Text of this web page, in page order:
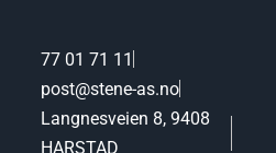
77 01 71 11
post@stene-as.no
Langnesveien 8, 9408
HARSTAD